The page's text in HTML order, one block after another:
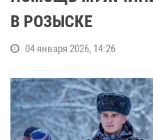
В РОЗЫСКЕ
04 января 2026, 14:26